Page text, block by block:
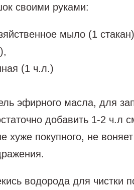
своими руками:
мыло (1
(1 ч.л.)
эфирного масла, для
добавить 1-2 ч.л
хуже покупного, не
водорода для чистки